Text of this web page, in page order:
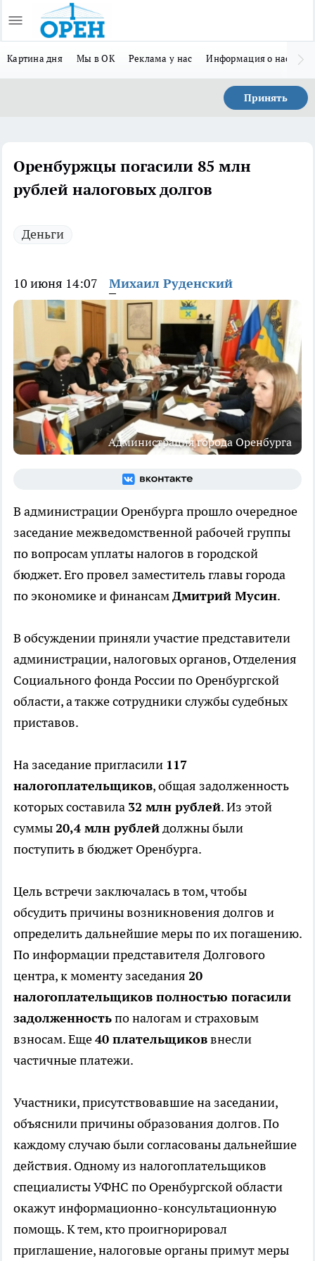
Картина дня Мы в ОК Реклама у нас Информация о нас
Принять
Оренбуржцы погасили 85 млн
рублей налоговых долгов
Деньги
10 июня 14:07 Михаил Руденский
Администрация города Оренбурга
В администрации Оренбурга прошло очередное
заседание межведомственной рабочей группы
по вопросам уплаты налогов в городской
бюджет. Его провел заместитель главы города
по экономике и финансамДмитрий Мусин.
В обсуждении приняли участие представители
администрации, налоговых органов, Отделения
Социального фонда России по Оренбургской
области, а также сотрудники службы судебных
приставов.
На заседание пригласили 117
налогоплательщиков, общая задолженность
которых составила 32 млн рублей. Из этой
суммы20,4 млн рублейдолжны были
поступить в бюджет Оренбурга.
Цель встречи заключалась в том, чтобы
обсудить причины возникновения долгов и
определить дальнейшие меры по их погашению.
По информации представителя Долгового
центра, к моменту заседания 20
налогоплательщиков полностью погасили
задолженностьпо налогам и страховым
взносам. Еще40 плательщиковвнесли
частичные платежи.
Участники, присутствовавшие на заседании,
объяснили причины образования долгов. По
каждому случаю были согласованы дальнейшие
действия. Одному из налогоплательщиков
специалисты УФНС по Оренбургской области
окажут информационно-консультационную
помощь. К тем, кто проигнорировал
приглашение, налоговые органы примут меры